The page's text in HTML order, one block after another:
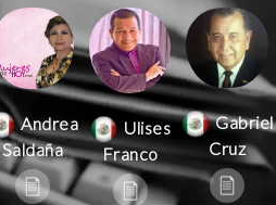
Andrea
Saldaña
Ulises
Franco
Gabriel
Cruz